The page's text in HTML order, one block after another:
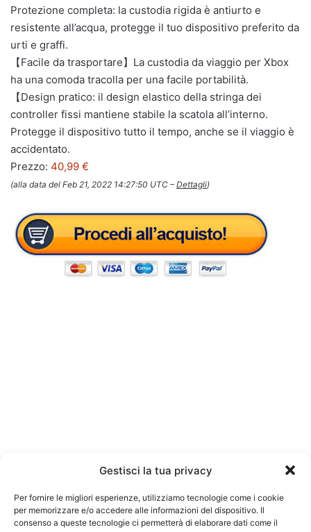
Gestisci la tua privacy
Per fornire le migliori esperienze, utilizziamo tecnologie come i cookie
per memorizzare e/o accedere alle informazioni del dispositivo. Il
consenso a queste tecnologie ci permetterà di elaborare dati come il
Protezione completa: la custodia rigida è antiurto e
resistente all’acqua, protegge il tuo dispositivo preferito da
urti e graffi.
【Facile da trasportare】La custodia da viaggio per Xbox
ha una comoda tracolla per una facile portabilità.
【Design pratico: il design elastico della stringa dei
controller fissi mantiene stabile la scatola all’interno.
Protegge il dispositivo tutto il tempo, anche se il viaggio è
accidentato.
Prezzo: 40,99 €
(alla data del Feb 21, 2022 14:27:50 UTC –Dettagli)